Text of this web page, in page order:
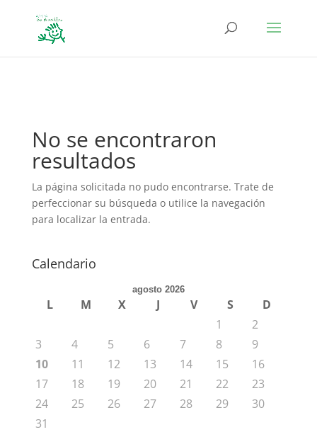
No se encontraron
resultados
La página solicitada no pudo encontrarse. Trate de
perfeccionar su búsqueda o utilice la navegación
para localizar la entrada.
Calendario
agosto 2026
L M X J V S
D
1
2
3
4 5 6 7 8
9
10
11 12 13 14 15
16
17
18 19 20 21 22
23
24
25 26 27 28 29
30
31